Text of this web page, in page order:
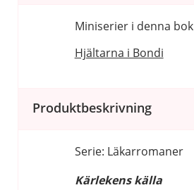
Miniserier i denna bok
Hjältarna i Bondi
Produktbeskrivning
Serie: Läkarromaner
Kärlekens källa